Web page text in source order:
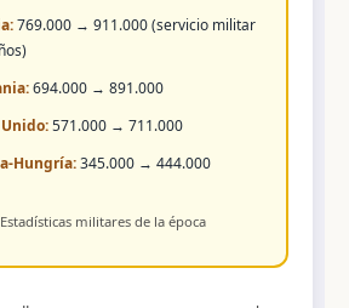
769.000 → 911.000 (servicio militar
694.000 → 891.000
571.000 → 711.000
Hungría:345.000 → 444.000
militares de la época